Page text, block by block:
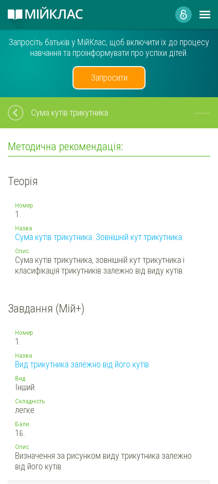
Запросіть батьків у МійКлас, щоб включити їх до процесу
навчання та проінформувати про успіхи дітей.
Запросити
Сума кутів трикутника
Методична рекомендація:
Теорія
Номер
1.
Назва
Сума кутів трикутника. Зовнішній кут трикутника.
Опис
Сума кутів трикутника, зовнішній кут трикутника і
класифікація трикутників залежно від виду кутів.
Завдання (Мій+)
Номер
1.
Назва
Вид трикутника залежно від його кутів
Вид
Інший
Складність
легке
Бали
1 Б.
Опис
Визначення за рисунком виду трикутника залежно
від його кутів.